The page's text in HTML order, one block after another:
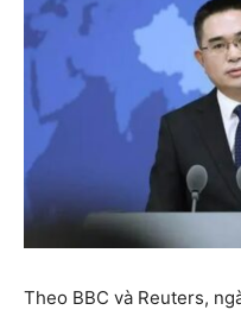
Theo BBC và Reuters,